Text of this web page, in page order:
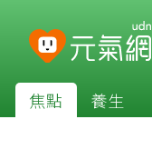
焦點 養生